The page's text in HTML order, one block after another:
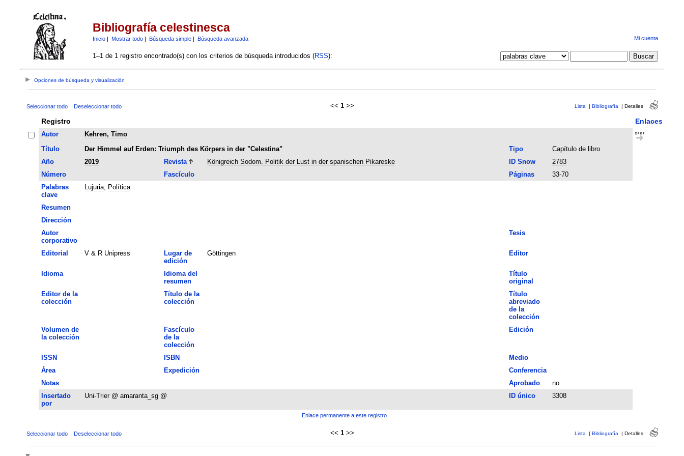
Bibliografía celestinesca
Inicio| Mostrar todo| Búsqueda simple| Búsqueda avanzada Mi cuenta
1–1 de 1 registro encontrado(s) con los criterios de búsqueda introducidos (RSS):
Opciones de búsqueda y visualización
Seleccionar todo Deseleccionar todo << 1 >> Lista | Bibliografía | Detalles
Registro Enlaces
Autor
Kehren, Timo
Título
Der Himmel auf Erden: Triumph des Körpers in der "Celestina" Tipo
Capítulo de libro
Año
2019 Revista Königreich Sodom. Politik der Lust in der spanischen Pikareske ID Snow
2783
Número
Fascículo Páginas
33-70
Palabras
clave
Lujuria; Política
Resumen
Dirección
Autor
corporativo
Tesis
Editorial V & R Unipress
Lugar de
edición
Göttingen Editor
Idioma
Idioma del
resumen
Título
original
Editor de la
colección
Título de la
colección
Título
abreviado
de la
colección
Volumen de
la colección
Fascículo
de la
colección
Edición
ISSN ISBN
Medio
Área
Expedición
Conferencia
Notas
Aprobado
no
Insertado
por
Uni-Trier @ amaranta_sg @ ID único 3308
Enlace permanente a este registro
Seleccionar todo Deseleccionar todo << 1 >> Lista | Bibliografía | Detalles